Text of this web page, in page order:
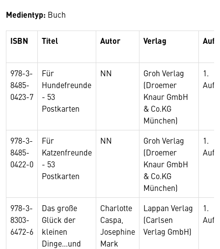
Medientyp: Buch
ISBN Titel Autor Verlag
978-3-
8485-
0423-7
Für
Hundefreunde
- 53
Postkarten
NN
Groh Verlag
(Droemer
Knaur GmbH
& Co.KG
München)
1.
978-3-
8485-
0422-0
Für
Katzenfreunde
- 53
Postkarten
NN
Groh Verlag
(Droemer
Knaur GmbH
& Co.KG
München)
1.
978-3-
8303-
6472-6
Das große
Glück der
kleinen
Dinge...und
Charlotte
Caspa,
Josephine
Mark
Lappan Verlag
(Carlsen
Verlag GmbH)
1.